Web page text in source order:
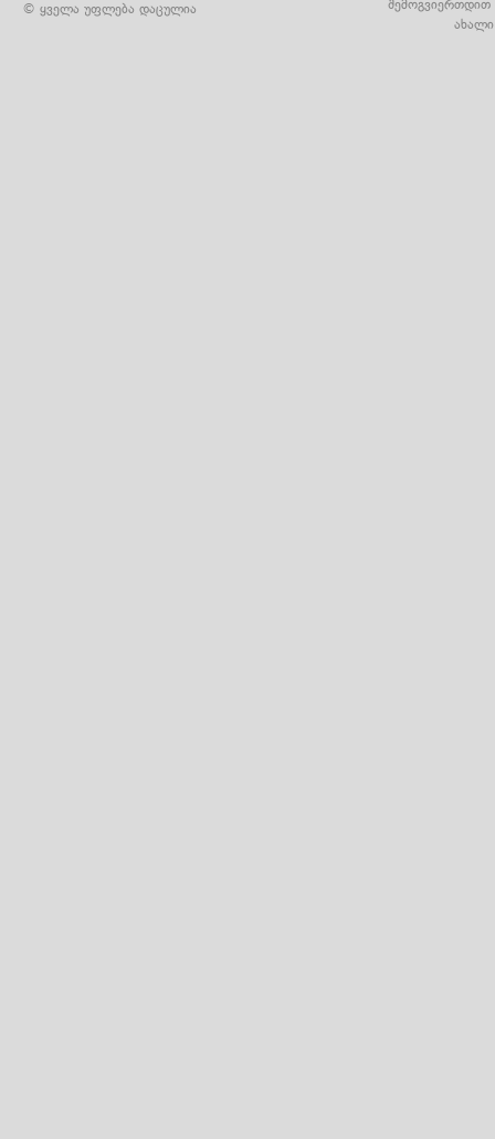
© ყველა უფლება დაცულია
შემოგვიერთდით
ახალი